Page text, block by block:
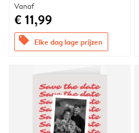
Vanaf
€ 11,99
offers Elke dag lage prijzen